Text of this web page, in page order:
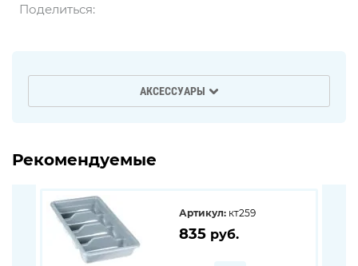
Поделиться:
АКСЕССУАРЫ
Рекомендуемые
Артикул: кт259
835 руб.